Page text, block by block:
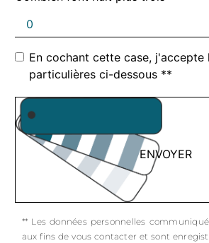
En cochant cette case, j'accepte
particulières ci-dessous **
ENVOYER
** Les données personnelles
aux fins de vous contacter et sont